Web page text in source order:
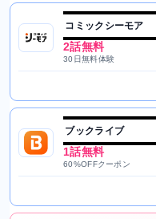
コミックシーモア
2話無料
30日無料体験
ブックライブ
1話無料
60%OFFクーポン